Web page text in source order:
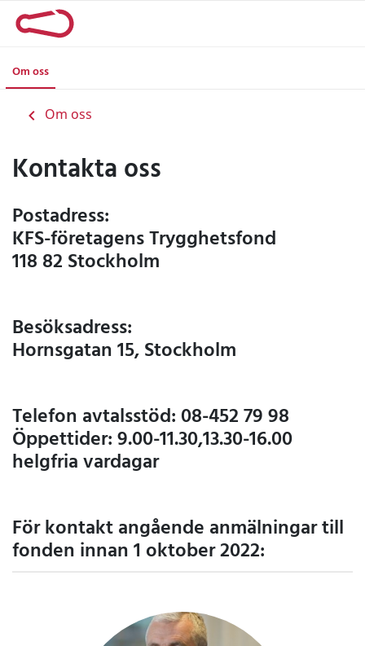
KFS Trygghetsfonden
Om oss
Om oss
Kontakta oss
Postadress:
KFS-företagens Trygghetsfond
118 82 Stockholm
Besöksadress:
Hornsgatan 15, Stockholm
Telefon avtalsstöd: 08-452 79 98
Öppettider: 9.00-11.30,13.30-16.00
helgfria vardagar
För kontakt angående anmälningar till
fonden innan 1 oktober 2022: